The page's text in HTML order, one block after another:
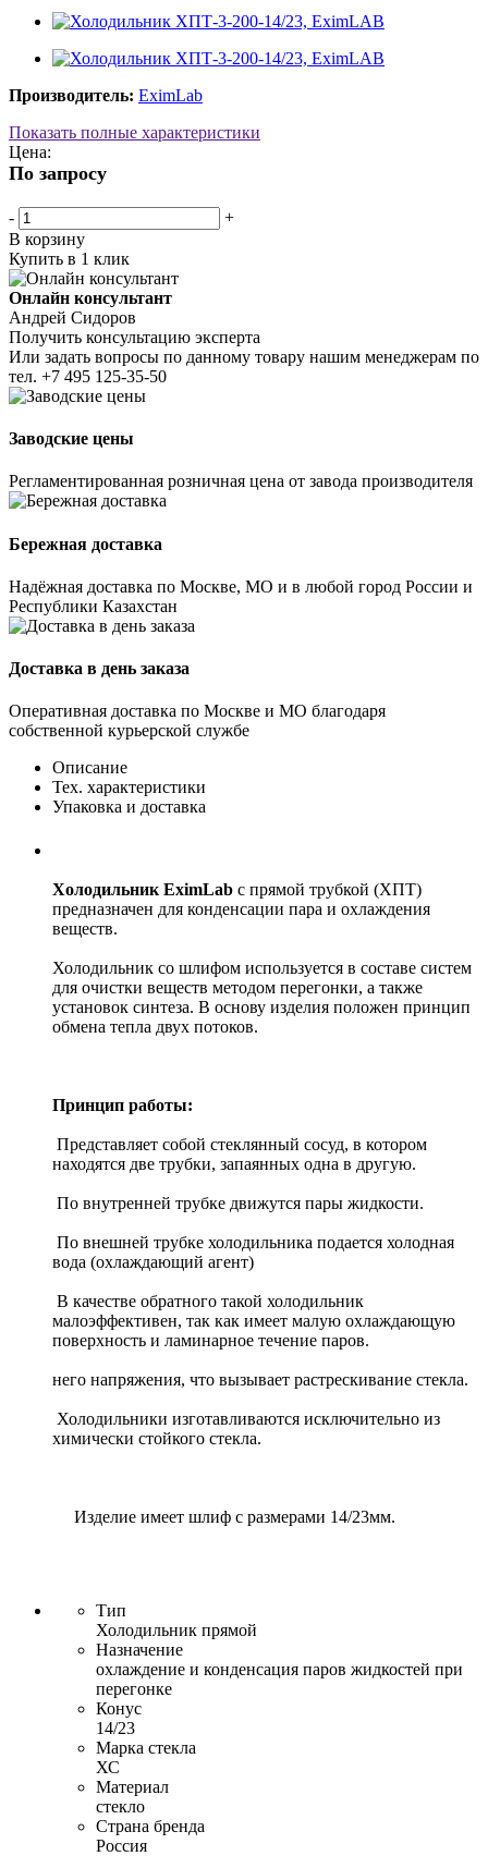
Производитель: EximLab
Показать полные характеристики
Цена:
По запросу
-
+
В корзину
Купить в 1 клик
Онлайн консультант
Андрей Сидоров
Получить консультацию эксперта
Или задать вопросы по данному товару нашим менеджерам по
тел. +7 495 125-35-50
Заводские цены
Регламентированная розничная цена от завода производителя
Бережная доставка
Надёжная доставка по Москве, МО и в любой город России и
Республики Казахстан
Доставка в день заказа
Оперативная доставка по Москве и МО благодаря
собственной курьерской службе
Описание
Тех. характеристики
Упаковка и доставка
Холодильник EximLab с прямой трубкой (ХПТ)
предназначен для конденсации пара и охлаждения
веществ.
Холодильник со шлифом используется в составе систем
для очистки веществ методом перегонки, а также
установок синтеза. В основу изделия положен принцип
обмена тепла двух потоков.
Принцип работы:
Представляет собой стеклянный сосуд, в котором
находятся две трубки, запаянных одна в другую.
По внутренней трубке движутся пары жидкости.
По внешней трубке холодильника подается холодная
вода (охлаждающий агент)
В качестве обратного такой холодильник
малоэффективен, так как имеет малую охлаждающую
поверхность и ламинарное течение паров.
него напряжения, что вызывает растрескивание стекла.
Холодильники изготавливаются исключительно из
химически стойкого стекла.
Изделие имеет шлиф с размерами 14/23мм.
Тип
Холодильник прямой
Назначение
охлаждение и конденсация паров жидкостей при
перегонке
Конус
14/23
Марка стекла
ХС
Материал
стекло
Страна бренда
Россия